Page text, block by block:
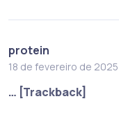
protein
18 de fevereiro de 2025
… [Trackback]